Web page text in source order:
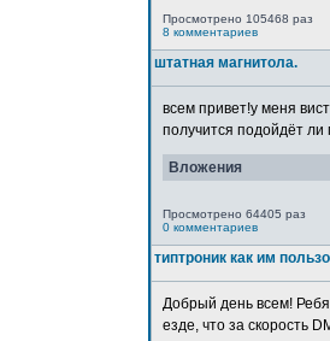
Просмотрено 105468 раз
8 комментариев
штатная магнитола.
всем привет!у меня
получится подойдёт ли
Вложения
Просмотрено 64405 раз
0 комментариев
типтроник как им
Добрый день всем!
езде, что за скорость